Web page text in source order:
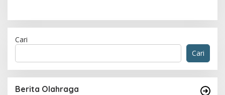
Cari
Cari
Berita Olahraga